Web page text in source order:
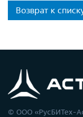
Возврат к
© ООО «РусБИТех-